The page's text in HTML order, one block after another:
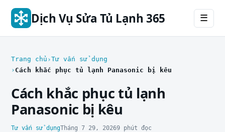
Dịch Vụ Sửa Tủ Lạnh 365 ☰
Trang chủ Tư vấn sử dụng
Cách khắc phục tủ lạnh Panasonic bị kêu
Cách khắc phục tủ lạnh
Panasonic bị kêu
Tư vấn sử dụngTháng 7 29, 20269 phút đọc